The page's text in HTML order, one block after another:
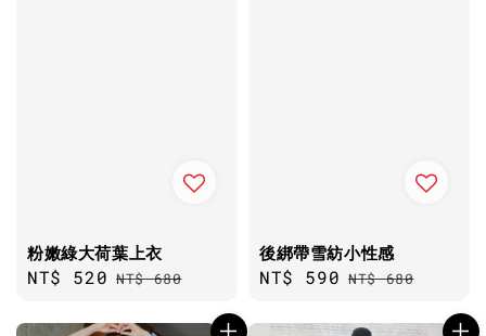
粉嫩綠大荷葉上衣
Sale
NT$ 520 Regular
NT$ 680
後綁帶雪紡小性感
Sale
NT$ 590 Regular
NT$ 680